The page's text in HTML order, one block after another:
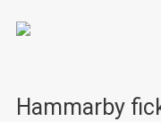
Hammarby